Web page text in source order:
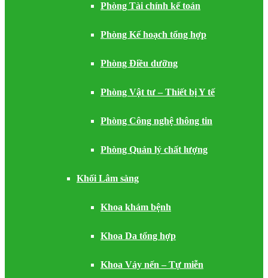
Phòng Tài chính kế toán
Phòng Kế hoạch tổng hợp
Phòng Điều dưỡng
Phòng Vật tư – Thiết bị Y tế
Phòng Công nghệ thông tin
Phòng Quản lý chất lượng
Khối Lâm sàng
Khoa khám bệnh
Khoa Da tổng hợp
Khoa Vảy nến – Tự miễn